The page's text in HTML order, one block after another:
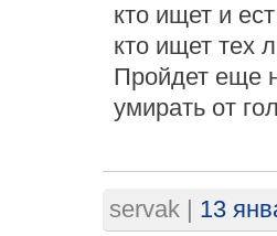
кто ищет и
кто ищет тех
Пройдет еще
умирать от
servak | 13